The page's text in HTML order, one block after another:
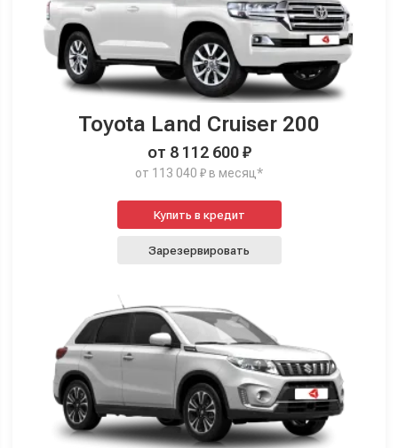
Toyota Land Cruiser 200
от 8 112 600 ₽
от 113 040 ₽ в месяц*
Купить в кредит
Зарезервировать